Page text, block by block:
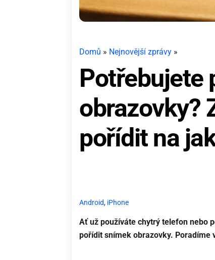
Domů » Nejnovější zprávy »
Potřebujete
obrazovky?
pořídit na
Android, iPhone
Ať už používáte chytrý telefon nebo
pořídit snímek obrazovky.